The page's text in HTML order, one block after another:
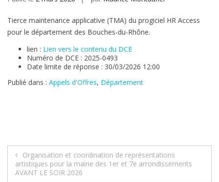
Tierce maintenance applicative (TMA) du progiciel HR Access
pour le département des Bouches-du-Rhône.
lien : Lien vers le contenu du DCE
Numéro de DCE : 2025-0493
Date limite de réponse : 30/03/2026 12:00
Publié dans : Appels d'Offres, Département
Navigation
de
Organisation et coordination de représentations
artistiques pour la mairie des 1er et 7e arrondissements
AVANT LE SOIR 2026